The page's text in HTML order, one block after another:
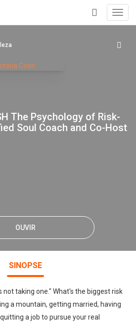
+
The Psychology of Risk-
Soul Coach and Co-Host
OUVIR
SINOPSE
taking one." What's the biggest risk
a mountain, getting married, having
a job to pursue your real